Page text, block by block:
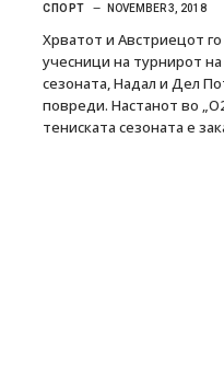
СПОРТ NOVEMBER 3, 2018
Хрватот и Австриецот
учесници на турнирот
сезоната, Надал и Дел
повреди. Настанот во
тениската сезоната е